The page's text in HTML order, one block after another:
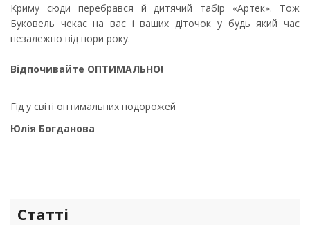
Криму сюди перебрався й дитячий табір «Артек». Тож
Буковель чекає на вас і ваших діточок у будь який час
незалежно від пори року.
Відпочивайте ОПТИМАЛЬНО!
Гід у світі оптимальних подорожей
Юлія Богданова
Статті